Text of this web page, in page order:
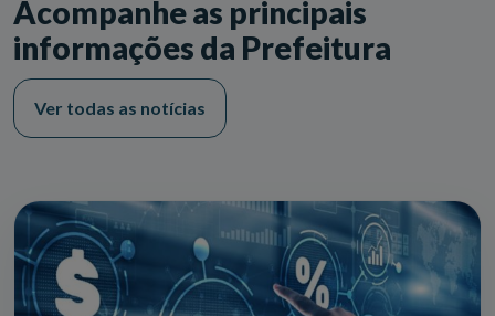
Acompanhe as principais
informações da Prefeitura
Ver todas as notícias